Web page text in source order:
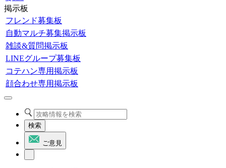
掲示板
フレンド募集板
自動マルチ募集掲示板
雑談&質問掲示板
LINEグループ募集板
コテハン専用掲示板
顔合わせ専用掲示板
検索
ご意見